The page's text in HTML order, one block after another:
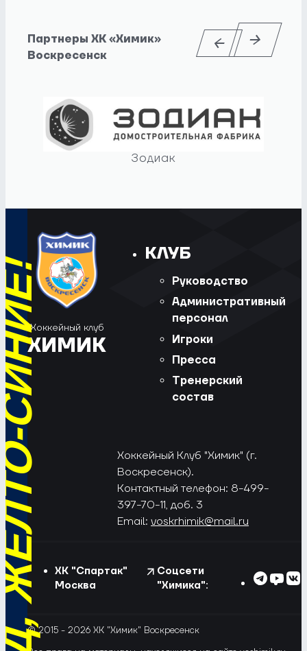
Партнеры ХК «Химик»
Воскресенск
Зодиак
СИНИЕ!
Хоккейный клуб
ХИМИК
КЛУБ
Руководство
Административный
персонал
Игроки
Пресса
Тренерский
состав
Хоккейный Клуб "Химик" (г.
Воскресенск).
Контактный телефон: 8-499-
397-70-11, доб. 3
Email: voskrhimik@mail.ru
ХК "Спартак"
Москва
Соцсети
"Химика":
© 2015 - 2026 ХК "Химик" Воскресенск